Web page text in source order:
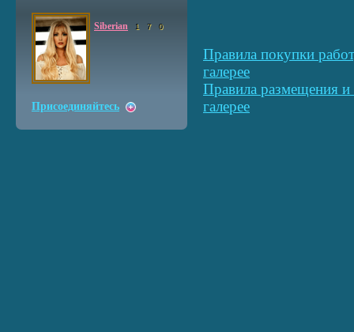
Правила покупки
галерее
Правила размещения
галерее
Siberian 1 7 0
Присоединяйтесь